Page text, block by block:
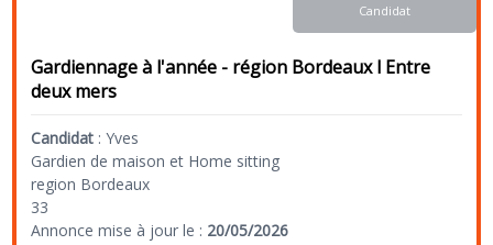
Gardiennage à l'année - région Bordeaux l Entre
deux mers
Candidat :Yves
Gardien de maison et Home sitting
region Bordeaux
33
Annonce mise à jour le : 20/05/2026
Candidat